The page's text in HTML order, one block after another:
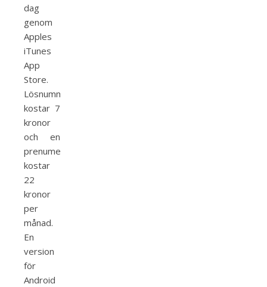
dag
genom
Apples
iTunes
App
Store.
Lösnummer
kostar 7
kronor
och en
prenumeration
kostar
22
kronor
per
månad.
En
version
för
Android